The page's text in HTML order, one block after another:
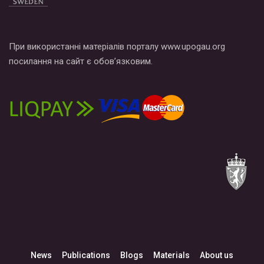
При використанні матеріалів порталу www.upogau.org
посилання на сайт є обов’язковим.
News Publications Blogs Materials About us